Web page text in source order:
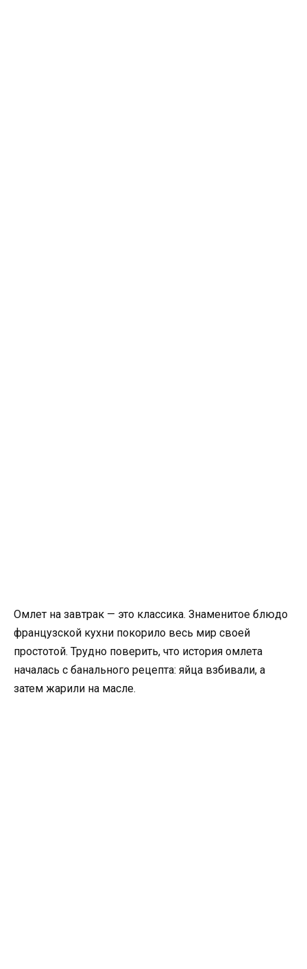
Омлет на завтрак — это классика. Знаменитое блюдо
французской кухни покорило весь мир своей
простотой. Трудно поверить, что история омлета
началась с банального рецепта: яйца взбивали, а
затем жарили на масле.